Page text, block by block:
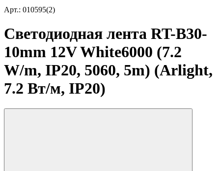
Арт.: 010595(2)
Светодиодная лента RT-B30-
10mm 12V White6000 (7.2
W/m, IP20, 5060, 5m) (Arlight,
7.2 Вт/м, IP20)